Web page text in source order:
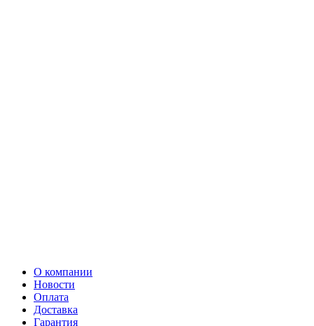
О компании
Новости
Оплата
Доставка
Гарантия